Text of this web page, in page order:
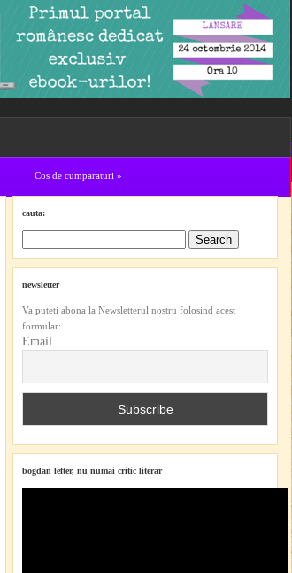
Cos de cumparaturi »
cauta:
newsletter
Va puteti abona la Newsletterul nostru folosind acest
formular:
Email
bogdan lefter, nu numai critic literar